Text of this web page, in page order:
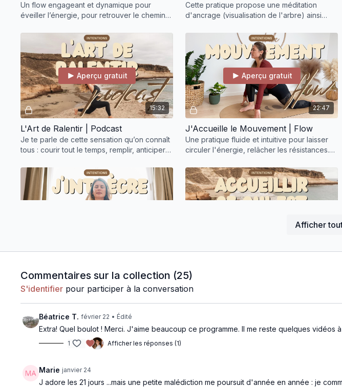
Afficher
Un flow engageant et dynamique pour
éveiller l’énergie, pour retrouver le chemin
Cette pratique propose une méditation
d'ancrage (visualisation de l'arbre) ainsi
cardiaque
15:32
Aperçu gratuit
L'Art de Ralentir | Podcast
Je te parle de cette sensation qu’on connaît
tous : courir tout le temps, remplir, anticiper…
22:47
Aperçu gratuit
J'Accueille le Mouvement | Flow
Une pratique fluide et intuitive pour laisser
circuler l'énergie, relâcher les résistances.
fluidité.
Pratique de respiration pour instaurer un
sentiment de relaxation et d'apaiser de
l'esprit.
Dans cet épisode de podcast, nous allons
est, sans pour autant être résigné ou baisser
les bras
Aperçu gratuit
Commentaires sur la collection (25)
S'identifier pour participer à la conversation
Béatrice T. février 22 • Édité
Extra! Quel boulot ! Merci. J'aime beaucoup ce programme. Il me reste quelques vidéos
1 Afficher les réponses (1)
Marie janvier 24
J adore les 21 jours ...mais une petite malédiction me poursuit d'année en année : je